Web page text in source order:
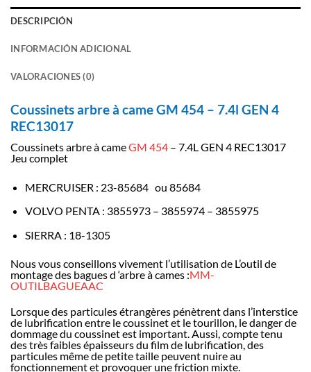
DESCRIPCIÓN
INFORMACIÓN ADICIONAL
VALORACIONES (0)
Coussinets arbre à came GM 454 – 7.4l GEN 4
REC13017
Coussinets arbre à cameGM 454 – 7.4L GEN 4 REC13017
Jeu complet
MERCRUISER : 23-85684 ou 85684
VOLVO PENTA: 3855973 – 3855974 – 3855975
SIERRA: 18-1305
Nous vous conseillons vivement l’utilisation de L’outil de
montage des bagues d ‘arbre à cames :MM-
OUTILBAGUEAAC
Lorsque des particules étrangères pénètrent dans l’interstice
de lubrification entre le coussinet et le tourillon, le danger de
dommage du coussinet est important. Aussi, compte tenu
des très faibles épaisseurs du film de lubrification, des
particules même de petite taille peuvent nuire au
fonctionnement et provoquer une friction mixte.